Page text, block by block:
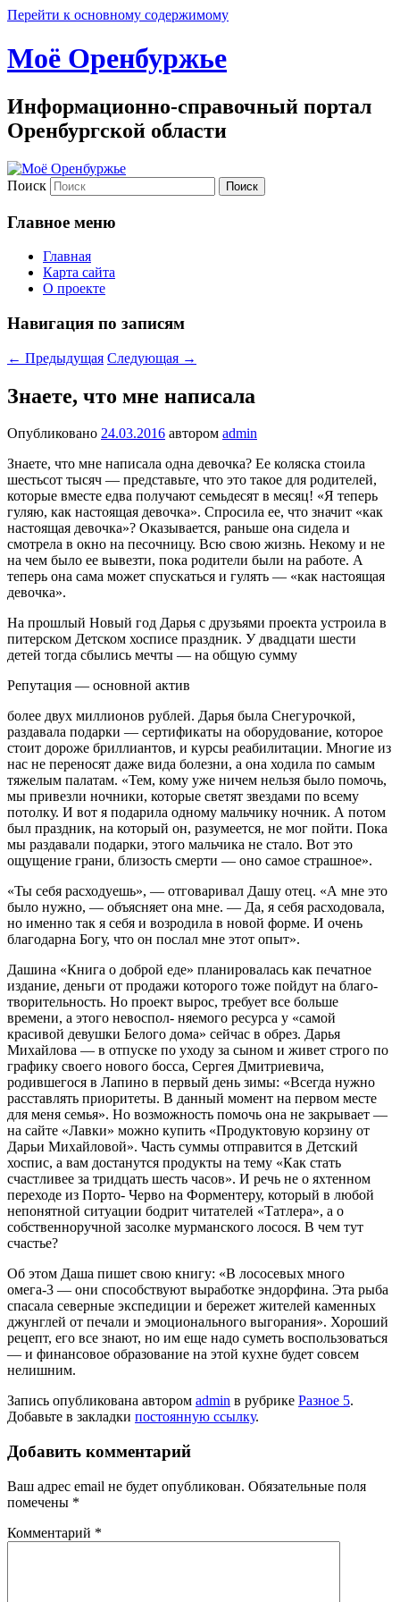
Перейти к основному содержимому
Моё Оренбуржье
Информационно-справочный портал
Оренбургской области
Поиск
Главное меню
Главная
Карта сайта
О проекте
Навигация по записям
← Предыдущая Следующая →
Знаете, что мне написала
Опубликовано 24.03.2016 автором admin
Знаете, что мне написала одна девочка? Ее коляска стоила
шестьсот тысяч — пред­ставьте, что это такое для родителей,
ко­торые вместе едва получают семьдесят в месяц! «Я теперь
гуляю, как настоящая девочка». Спросила ее, что значит «как
на­стоящая девочка»? Оказывается, раньше она сидела и
смотрела в окно на песочни­цу. Всю свою жизнь. Некому и не
на чем было ее вывезти, пока родители были на работе. А
теперь она сама может спускать­ся и гулять — «как настоящая
девочка».
На прошлый Новый год Дарья с друзья­ми проекта устроила в
питерском Детском хосписе праздник. У двадцати шести
детей тогда сбылись мечты — на общую сумму
Репутация — основной актив
более двух миллионов рублей. Дарья была Снегурочкой,
раздавала подарки — серти­фикаты на оборудование, которое
стоит дороже бриллиантов, и курсы реабилита­ции. Многие из
нас не переносят даже вида болезни, а она ходила по самым
тяжелым палатам. «Тем, кому уже ничем нельзя бы­ло помочь,
мы привезли ночники, которые светят звездами по всему
потолку. И вот я подарила одному мальчику ночник. А по­том
был праздник, на который он, разуме­ется, не мог пойти. Пока
мы раздавали по­дарки, этого мальчика не стало. Вот это
ощущение грани, близость смерти — оно самое страшное».
«Ты себя расходуешь», — отговаривал Дашу отец. «А мне это
было нужно, — объясняет она мне. — Да, я себя расходо­вала,
но именно так я себя и возродила в новой форме. И очень
благодарна Богу, что он послал мне этот опыт».
Дашина «Книга о доброй еде» планиро­валась как печатное
издание, деньги от продажи которого тоже пойдут на благо­
творительность. Но проект вырос, требу­ет все больше
времени, а этого невоспол- няемого ресурса у «самой
красивой де­вушки Белого дома» сейчас в обрез. Дарья
Михайлова — в отпуске по уходу за сыном и живет строго по
графику своего нового босса, Сергея Дмитриевича,
родившего­ся в Лапино в первый день зимы: «Всегда нужно
расставлять приоритеты. В данный момент на первом месте
для меня семья». Но возможность помочь она не закрыва­ет —
на сайте «Лавки» можно купить «Про­дуктовую корзину от
Дарьи Михайловой». Часть суммы отправится в Детский
хоспис, а вам достанутся продукты на тему «Как стать
счастливее за тридцать шесть часов». И речь не о яхтенном
переходе из Порто- Черво на Форментеру, который в любой
непонятной ситуации бодрит читателей «Татлера», а о
собственноручной засолке мурманского лосося. В чем тут
счастье?
Об этом Даша пишет свою книгу: «В ло­сосевых много
омега-3 — они способ­ствуют выработке эндорфина. Эта рыба
спасала северные экспедиции и бережет жителей каменных
джунглей от печали и эмоционального выгорания». Хороший
рецепт, его все знают, но им еще надо суметь воспользоваться
— и финансовое образование на этой кухне будет совсем
нелишним.
Запись опубликована автором admin в рубрике Разное 5.
Добавьте в закладки постоянную ссылку.
Добавить комментарий
Ваш адрес email не будет опубликован. Обязательные поля
помечены *
Комментарий *